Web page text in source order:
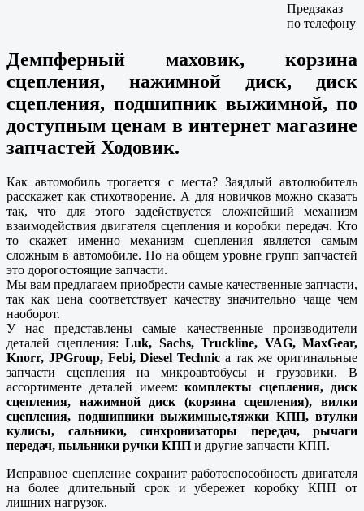
Предзаказ
по телефону
Демпферный маховик, корзина
сцепления, нажимной диск, диск
сцепления, подшипник выжимной, по
доступным ценам в интернет магазине
запчастей Ходовик.
Как автомобиль трогается с места? Заядлый автолюбитель
расскажет как стихотворение. А для новичков можно сказать
так, что для этого задействуется сложнейший механизм
взаимодействия двигателя сцепления и коробки передач. Кто
то скажет именно механизм сцепления является самым
сложным в автомобиле. Но на общем уровне групп запчастей
это дорогостоящие запчасти.
Мы вам предлагаем приобрести самые качественные запчасти,
так как цена соответствует качеству значительно чаще чем
наоборот.
У нас представлены самые качественные производители
деталей сцепления: Luk, Sachs, Truckline, VAG, MaxGear,
Knorr, JPGroup, Febi, Diesel Technic а так же оригинальные
запчасти сцепления на микроавтобусы и грузовики. В
ассортименте деталей имеем:комплекты сцепления, диск
сцепления, нажимной диск (корзина сцепления), вилки
сцепления, подшипники выжимные,тяжки КПП, втулки
кулисы, сальники, синхронизаторы передач, рычаги
передач, пыльники ручки КПП и другие запчасти КПП.
Исправное сцепление сохранит работоспособность двигателя
на более длительный срок и убережет коробку КПП от
лишних нагрузок.